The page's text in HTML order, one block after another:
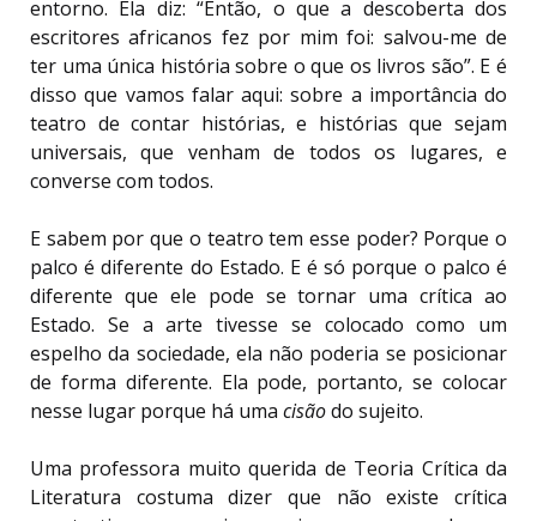
entorno. Ela diz: “Então, o que a descoberta dos
escritores africanos fez por mim foi: salvou-me de
ter uma única história sobre o que os livros são”. E é
disso que vamos falar aqui: sobre a importância do
teatro de contar histórias, e histórias que sejam
universais, que venham de todos os lugares, e
converse com todos.
E sabem por que o teatro tem esse poder? Porque o
palco é diferente do Estado. E é só porque o palco é
diferente que ele pode se tornar uma crítica ao
Estado. Se a arte tivesse se colocado como um
espelho da sociedade, ela não poderia se posicionar
de forma diferente. Ela pode, portanto, se colocar
nesse lugar porque há uma cisãodo sujeito.
Uma professora muito querida de Teoria Crítica da
Literatura costuma dizer que não existe crítica